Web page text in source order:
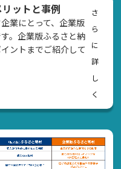
ットと事例
業にとって、企業版
。企業版ふるさと納
ントまでご紹介して
さ
ら
に
詳
し
く